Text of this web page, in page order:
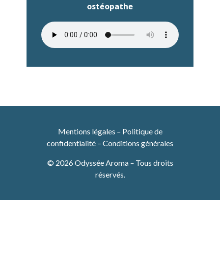
ostéopathe
Mentions légales – Politique de
confidentialité – Conditions générales
© 2026 Odyssée Aroma – Tous droits
réservés.